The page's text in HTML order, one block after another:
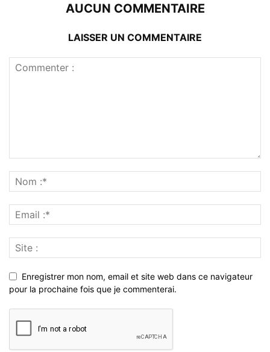
AUCUN COMMENTAIRE
LAISSER UN COMMENTAIRE
Enregistrer mon nom, email et site web dans ce navigateur
pour la prochaine fois que je commenterai.